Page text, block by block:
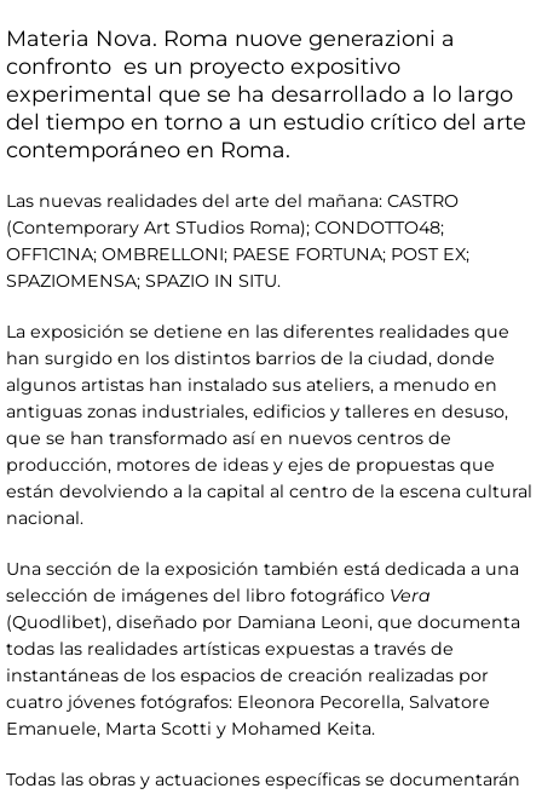
Materia Nova. Roma nuove generazioni a
confronto es un proyecto expositivo
experimental que se ha desarrollado a lo largo
del tiempo en torno a un estudio crítico del arte
contemporáneo en Roma.
Las nuevas realidades del arte del mañana: CASTRO
(Contemporary Art STudios Roma); CONDOTTO48;
OFF1C1NA; OMBRELLONI; PAESE FORTUNA; POST EX;
SPAZIOMENSA; SPAZIO IN SITU.
La exposición se detiene en las diferentes realidades que
han surgido en los distintos barrios de la ciudad, donde
algunos artistas han instalado sus ateliers, a menudo en
antiguas zonas industriales, edificios y talleres en desuso,
que se han transformado así en nuevos centros de
producción, motores de ideas y ejes de propuestas que
están devolviendo a la capital al centro de la escena cultural
nacional.
Una sección de la exposición también está dedicada a una
selección de imágenes del libro fotográfico Vera
(Quodlibet), diseñado por Damiana Leoni, que documenta
todas las realidades artísticas expuestas a través de
instantáneas de los espacios de creación realizadas por
cuatro jóvenes fotógrafos: Eleonora Pecorella, Salvatore
Emanuele, Marta Scotti y Mohamed Keita.
Todas las obras y actuaciones específicas se documentarán